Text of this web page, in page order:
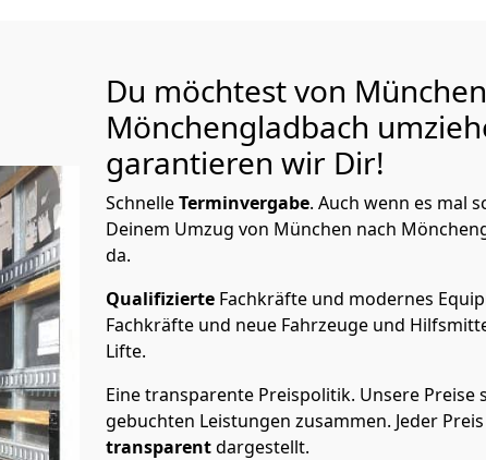
Du möchtest von
Mönchen­gladbach
garantieren wir Dir!
SchnelleTerminvergabe. Auch wenn es mal
Deinem Umzug von München nach
da.
Qualifizierte Fachkräfte und modernes
Fachkräfte und neue Fahrzeuge und
Lifte.
Eine transparente Preispolitik. Unsere Preise
gebuchten Leistungen zusammen. Jeder
transparentdargestellt.